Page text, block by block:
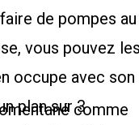
de pompes au
vous pouvez
occupe avec son
plan sur 3comme